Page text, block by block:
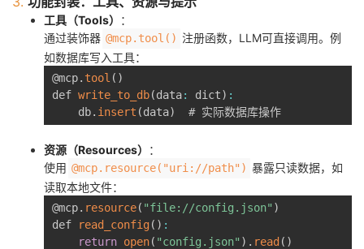
证
实
的
持
建
工具（Tools）
：
通过装饰器 @mcp.tool() 注册函数，LLM可直接调用。例
如数据库写入工具：
@mcp. tool ( )
def write_to_db(data: dict) :
    db
. insert (data)
资源（Resources）
：
使用 @mcp.resource("uri://path") 暴露只读数据，如
读取本地文件：
@mcp. resource( "file://config.json" )
def
read_config( ) :
return open( "config.json" ) . read ( )